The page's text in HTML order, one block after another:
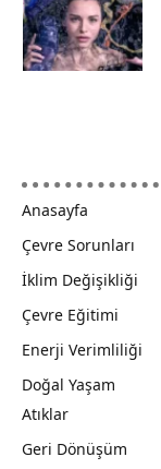
Anasayfa
Çevre Sorunları
İklim Değişikliği
Çevre Eğitimi
Enerji Verimliliği
Doğal Yaşam
Atıklar
Geri Dönüşüm